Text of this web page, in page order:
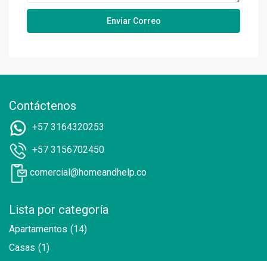
Contáctenos
+57 3164320253
+57 3156702450
comercial@homeandhelp.co
Lista por categoría
Apartamentos (14)
Casas (1)